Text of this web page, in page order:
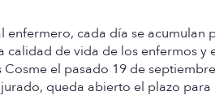
cada día se acumulan
de vida de los enfermos y
el pasado 19 de
queda abierto el plazo para